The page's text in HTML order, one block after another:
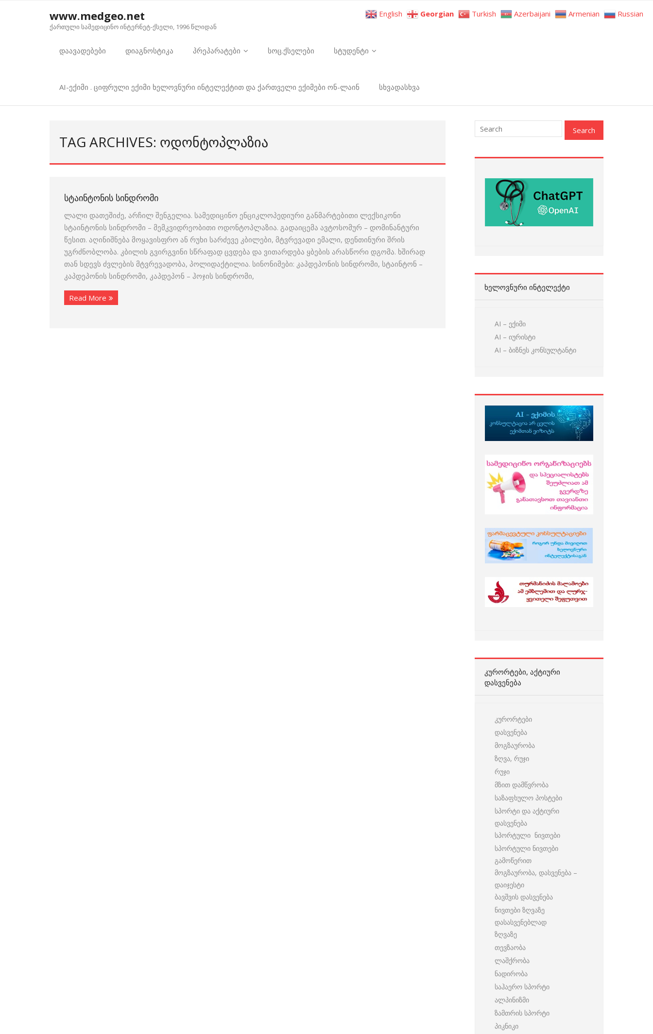
www.medgeo.net
ქართული სამედიცინო ინტერნეტ-ქსელი, 1996 წლიდან
დაავადებები დიაგნოსტიკა პრეპარატები სოც.ქსელები სტუდენტი
AI-ექიმი . ციფრული ექიმი ხელოვნური ინტელექტით და ქართველი ექიმები ონ-ლაინ სხვადასხვა
TAG ARCHIVES: ᲝᲓᲝᲜᲢᲝᲞᲚᲐᲖᲘᲐ
ᲡᲢᲐᲘᲜᲢᲝᲜᲘᲡ ᲡᲘᲜᲓᲠᲝᲛᲘ
ლალი დათეშიძე, არჩილ შენგელია. სამედიცინო ენციკლოპედიური განმარტებითი ლექსიკონი
სტაინტონის სინდრომი – მემკვიდრეობითი ოდონტოპლაზია. გადაიცემა ავტოსომურ – დომინანტური
წესით. აღინიშნება მოყავისფრო ან რუხი სარძევე კბილები, მტვრევადი ემალი, დენთინური შრის
უგრძნობლობა. კბილის გვირგვინი სწრაფად ცვდება და ვითარდება ყბების არასწორი დგომა. ხშირად
თან სდევს ძვლების მტვრევადობა, პოლიდაქტილია. სინონიმები: კაპდეპონის სინდრომი, სტაინტონ –
კაპდეპონის სინდრომი, კაპდეპონ – ჰოჯის სინდრომი,
Read More
ᲮᲔᲚᲝᲕᲜᲣᲠᲘ ᲘᲜᲢᲔᲚᲔᲥᲢᲘ
AI – ექიმი
AI – იურისტი
AI – ბიზნეს კონსულტანტი
ᲙᲣᲠᲝᲠᲢᲔᲑᲘ, ᲐᲥᲢᲘᲣᲠᲘ
ᲓᲐᲡᲕᲔᲜᲔᲑᲐ
კურორტები
დასვენება
მოგზაურობა
ზღვა, რუჯი
რუჯი
მზით დამწვრობა
საზაფხულო პოსტები
სპორტი და აქტიური
დასვენება
სპორტული ნივთები
სპორტული ნივთები
გამოწერით
მოგზაურობა, დასვენება –
დაიჯესტი
ბავშვის დასვენება
ნივთები ზღვაზე
დასასვენებლად
ზღვაზე
თევზაობა
ლაშქრობა
ნადირობა
საჰაერო სპორტი
ალპინიზმი
ზამთრის სპორტი
პიკნიკი
English Georgian Turkish Azerbaijani Armenian Russian